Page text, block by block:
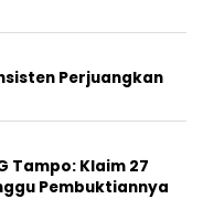
Perjuangkan
Tampo: Klaim 27
Pembuktiannya